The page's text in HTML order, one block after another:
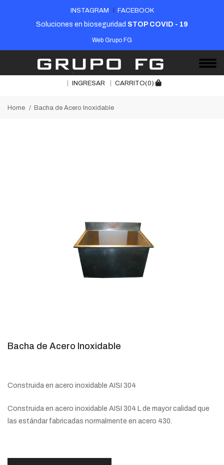
INSTAGRAM FACEBOOK
Soluciones en bioseguridad STOP COVID - 19
Web Grupo FG
INGRESAR CARRITO(0)
Home Bacha de Acero Inoxidable
Bacha de Acero Inoxidable
Construida en acero inoxidable AISI 304
Construida en acero inoxidable AISI 304 L de mayor calidad que
las estándar fabricadas normalmente en acero 430.